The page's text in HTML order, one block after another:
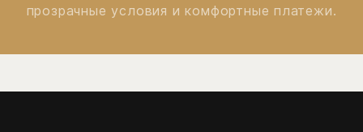
прозрачные условия и комфортные платежи.